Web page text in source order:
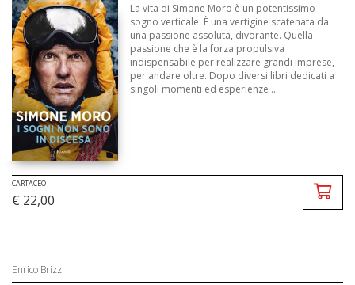
La vita di Simone Moro è un potentissimo
sogno verticale. È una vertigine scatenata da
una passione assoluta, divorante. Quella
passione che è la forza propulsiva
indispensabile per realizzare grandi imprese,
per andare oltre. Dopo diversi libri dedicati a
singoli momenti ed esperienze ...
CARTACEO
€ 22,00
Enrico Brizzi